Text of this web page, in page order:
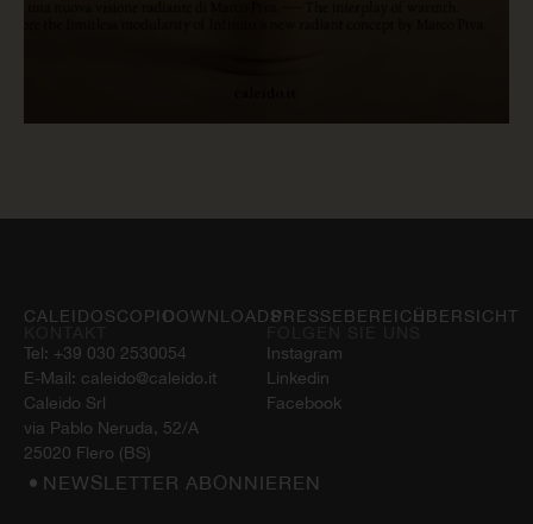
Tel: +39 030 2530054
E-Mail: caleido@caleido.it
Caleido Srl
via Pablo Neruda, 52/A
25020 Flero (BS)
Instagram
Linkedin
Facebook
CALEIDOSCOPIODOWNLOADSPRESSEBEREICHÜBERSICHT
NEWSLETTER ABONNIEREN